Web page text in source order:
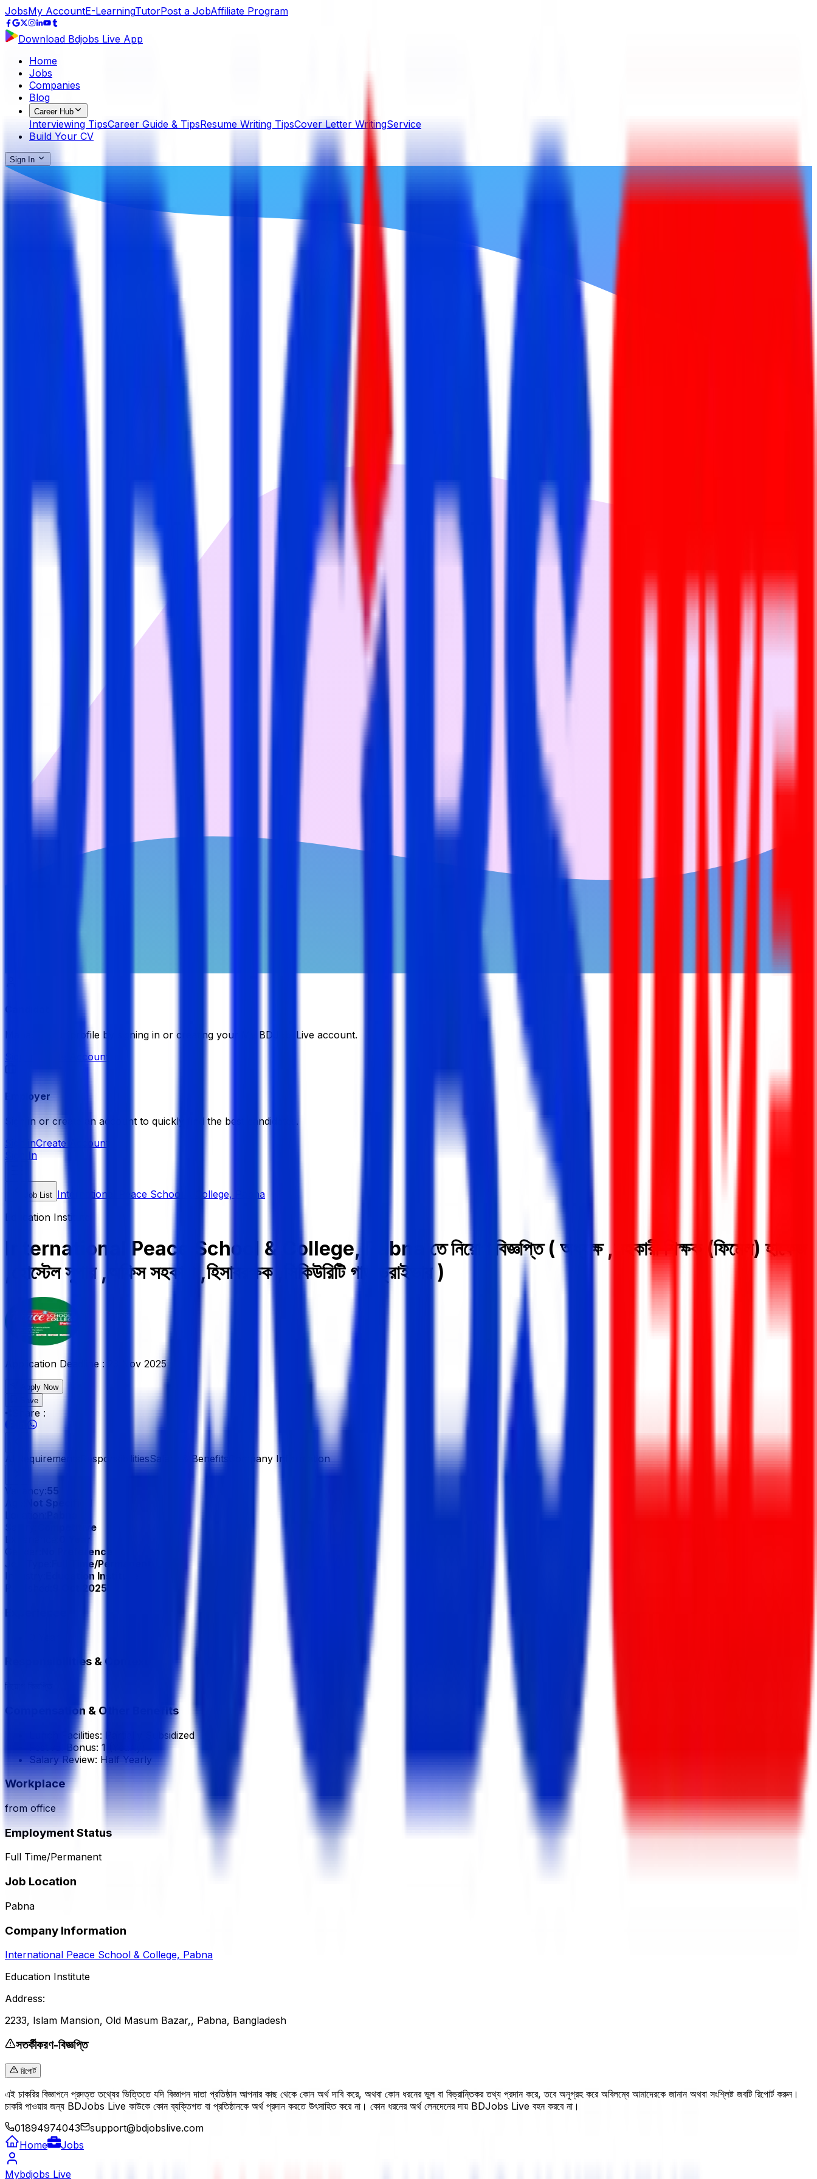
JobsMy AccountE-LearningTutorPost a JobAffiliate Program
Download Bdjobs Live App
Home
Jobs
Companies
Blog
Career Hub
Interviewing TipsCareer Guide & TipsResume Writing TipsCover Letter WritingService
Build Your CV
Sign In
Candidate
Manage your profile by signing in or creating your My BDJobsLive account.
Create Account
Employer
Sign in or create an account to quickly find the best candidates.
Sign inCreate Account
Sign In
Job List International Peace School & College, Pabna
Education Institute
International Peace School & College, Pabna তে নিয়োগ বিজ্ঞপ্তি ( অধ্যক্ষ ,সহকারী শিক্ষক (ফিমেল) হাফেজ
,হোস্টেল সুপার ,অফিস সহকারী ,হিসাবরক্ষক ,সিকিউরিটি গার্ড ড্রাইভার )
Application Deadline : 23 Nov 2025
Apply Now
Save
Share :
All Requirements ResponsibilitiesSalary & Benefits Company Information
Vacancy:55
Age:
Not Specified
Competitive
Gender:
No Preference
Job Type:
Full Time/Permanent
Education Institute
9 Oct 2025
Experience
Responsibilities & Context
নিয়োগ বিজ্ঞপ্তি
Compensation & Other Benefits
Lunch Facilities:
Partially Subsidized
Festival Bonus: 1
Salary Review: Half Yearly
Workplace
from office
Employment Status
Full Time/Permanent
Job Location
Pabna
Company Information
International Peace School & College, Pabna
Education Institute
Address:
2233, Islam Mansion, Old Masum Bazar,, Pabna, Bangladesh
সতর্কীকরণ-বিজ্ঞপ্তি
রিপোর্ট
এই চাকরির বিজ্ঞাপনে প্রদত্ত তথ্যের ভিত্তিতে যদি বিজ্ঞাপন দাতা প্রতিষ্ঠান আপনার কাছ থেকে কোন অর্থ দাবি করে, অথবা কোন ধরনের ভুল বা বিভ্রান্তিকর তথ্য প্রদান করে, তবে অনুগ্রহ করে অবিলম্বে আমাদেরকে জানান অথবা সংশ্লিষ্ট জবটি রিপোর্ট করুন।
চাকরি পাওয়ার জন্য BDJobs Live কাউকে কোন ব্যক্তিগত বা প্রতিষ্ঠানকে অর্থ প্রদান করতে উৎসাহিত করে না। কোন ধরনের অর্থ লেনদেনের দায় BDJobs Live বহন করবে না।
01894974043
support@bdjobslive.com
Home
Jobs
Mybdjobs Live